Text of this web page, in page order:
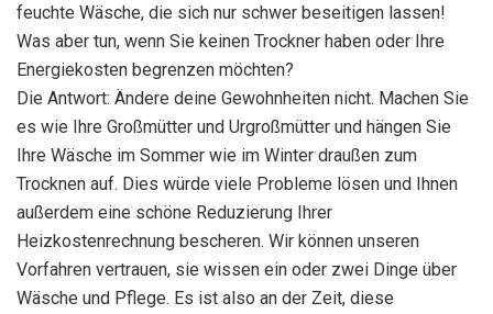
feuchte Wäsche, die sich nur schwer beseitigen lassen!
Was aber tun, wenn Sie keinen Trockner haben oder Ihre
Energiekosten begrenzen möchten?
Die Antwort: Ändere deine Gewohnheiten nicht. Machen Sie
es wie Ihre Großmütter und Urgroßmütter und hängen Sie
Ihre Wäsche im Sommer wie im Winter draußen zum
Trocknen auf. Dies würde viele Probleme lösen und Ihnen
außerdem eine schöne Reduzierung Ihrer
Heizkostenrechnung bescheren. Wir können unseren
Vorfahren vertrauen, sie wissen ein oder zwei Dinge über
Wäsche und Pflege. Es ist also an der Zeit, diese